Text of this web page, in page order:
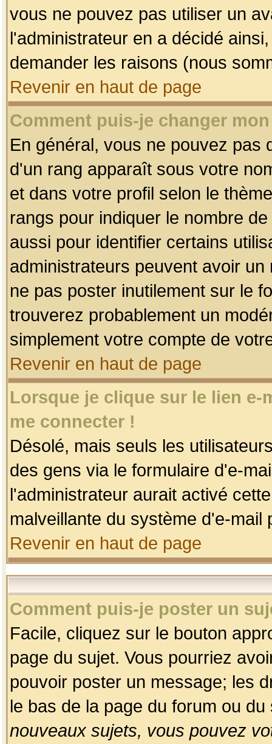
vous ne pouvez pas utiliser un
l'administrateur en a décidé
demander les raisons (nous
Revenir en haut de page
Comment puis-je changer
En général, vous ne pouvez pas
d'un rang apparaît sous votre
et dans votre profil selon le
rangs pour indiquer le nombre
aussi pour identifier certains
administrateurs peuvent avoir
ne pas poster inutilement sur le
trouverez probablement un
simplement votre compte de
Revenir en haut de page
Lorsque je clique sur le lien
me connecter !
Désolé, mais seuls les
des gens via le formulaire d'e-
l'administrateur aurait activé
malveillante du système d'e-
Revenir en haut de page
Comment puis-je poster un
Facile, cliquez sur le bouton
page du sujet. Vous pourriez
pouvoir poster un message; les
le bas de la page du forum ou
nouveaux sujets, vous pouvez